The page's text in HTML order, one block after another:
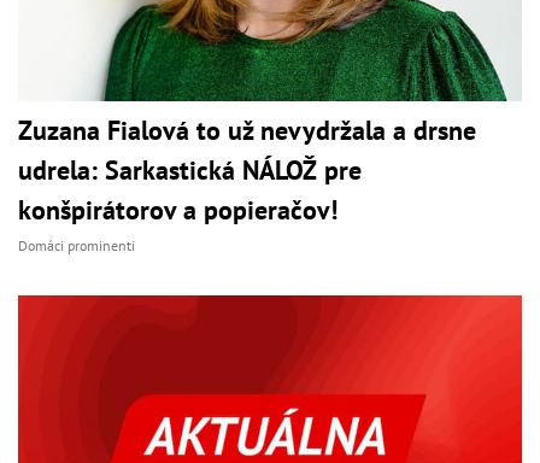
Zuzana Fialová to už nevydržala a drsne
udrela: Sarkastická NÁLOŽ pre
konšpirátorov a popieračov!
Domáci prominenti